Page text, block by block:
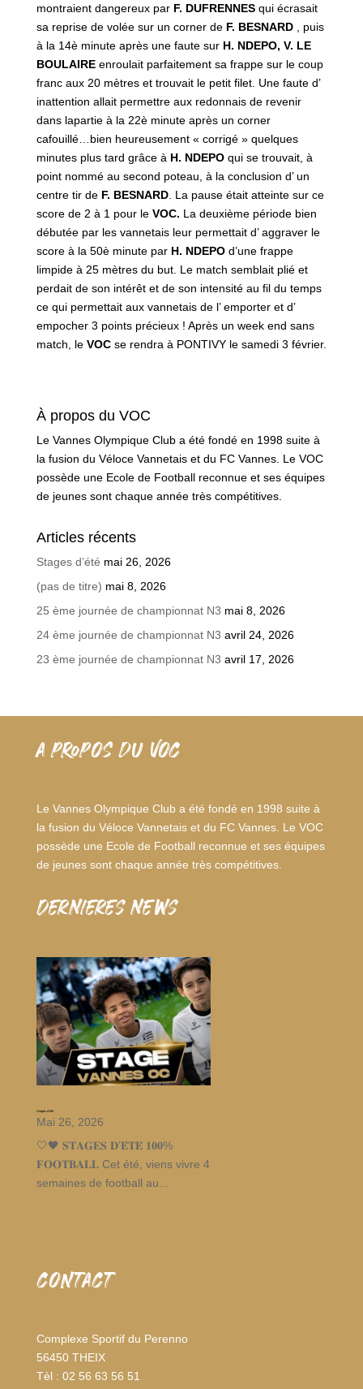
montraient dangereux par F. DUFRENNESqui écrasait
sa reprise de volée sur un corner deF. BESNARD, puis
à la 14è minute après une faute surH. NDEPO, V. LE
BOULAIREenroulait parfaitement sa frappe sur le coup
franc aux 20 mètres et trouvait le petit filet. Une faute d’
inattention allait permettre aux redonnais de revenir
dans lapartie à la 22è minute après un corner
cafouillé…bien heureusement « corrigé » quelques
minutes plus tard grâce à H. NDEPOqui se trouvait, à
point nommé au second poteau, à la conclusion d’ un
centre tir de F. BESNARD. La pause était atteinte sur ce
score de 2 à 1 pour leVOC. La deuxième période bien
débutée par les vannetais leur permettait d’ aggraver le
score à la 50è minute par H. NDEPOd’une frappe
limpide à 25 mètres du but. Le match semblait plié et
perdait de son intérêt et de son intensité au fil du temps
ce qui permettait aux vannetais de l’ emporter et d’
empocher 3 points précieux ! Après un week end sans
match, le VOCse rendra à PONTIVY le samedi 3 février.
À propos du VOC
Le Vannes Olympique Club a été fondé en 1998 suite à
la fusion du Véloce Vannetais et du FC Vannes. Le VOC
possède une Ecole de Football reconnue et ses équipes
de jeunes sont chaque année très compétitives.
Articles récents
Stages d’été mai 26, 2026
(pas de titre) mai 8, 2026
25 ème journée de championnat N3 mai 8, 2026
24 ème journée de championnat N3 avril 24, 2026
23 ème journée de championnat N3 avril 17, 2026
A PROPOS DU VOC
Le Vannes Olympique Club a été fondé en 1998 suite à
la fusion du Véloce Vannetais et du FC Vannes. Le VOC
possède une Ecole de Football reconnue et ses équipes
de jeunes sont chaque année très compétitives.
dernieres news
Stages d’été
Mai 26, 2026
🤍🖤 𝐒𝐓𝐀𝐆𝐄𝐒 𝐃’𝐄́𝐓𝐄́ 𝟏𝟎𝟎%
𝐅𝐎𝐎𝐓𝐁𝐀𝐋𝐋 Cet été, viens vivre 4
semaines de football au...
CONTACT
Complexe Sportif du Perenno
56450 THEIX
Tèl : 02 56 63 56 51